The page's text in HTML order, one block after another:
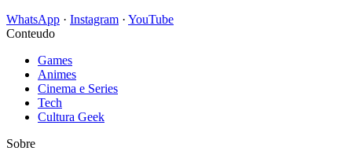
WhatsApp · Instagram · YouTube
Conteudo
Games
Animes
Cinema e Series
Tech
Cultura Geek
Sobre